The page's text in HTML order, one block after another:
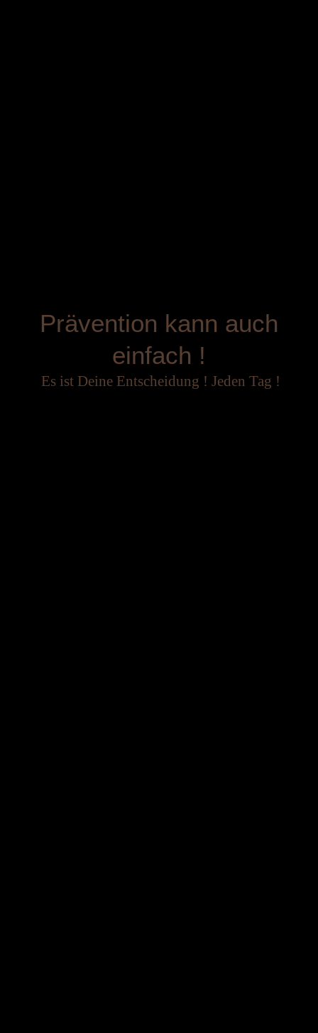
Prävention kann auch
einfach !
Es ist Deine Entscheidung ! Jeden Tag !